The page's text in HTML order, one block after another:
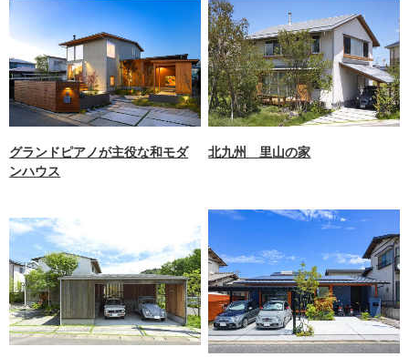
グランドピアノが主役な和モダ
ンハウス
北九州 里山の家